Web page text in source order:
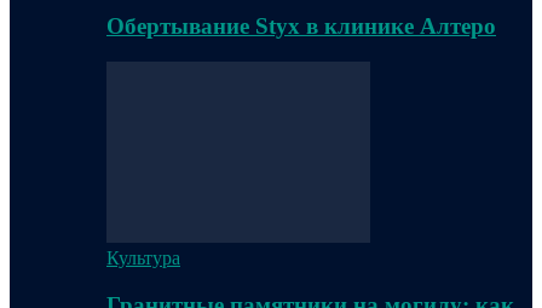
Обертывание Styx в клинике Алтеро
Культура